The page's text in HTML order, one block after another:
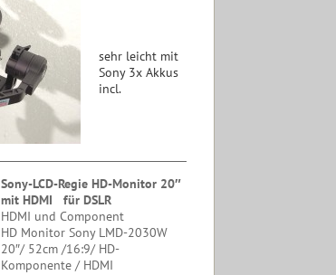
sehr leicht mit
Sony 3x Akkus
incl.
Sony-LCD-Regie HD-Monitor 20″
mit HDMI für DSLR
HDMI und Component
HD Monitor Sony LMD-2030W
20″/ 52cm /16:9/ HD-
Komponente / HDMI